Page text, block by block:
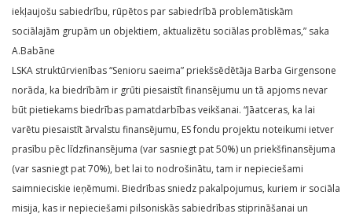
iekļaujošu sabiedrību, rūpētos par sabiedrībā problemātiskām
sociālajām grupām un objektiem, aktualizētu sociālas problēmas,” saka
A.Babāne
LSKA struktūrvienības “Senioru saeima” priekšsēdētāja Barba Girgensone
norāda, ka biedrībām ir grūti piesaistīt finansējumu un tā apjoms nevar
būt pietiekams biedrības pamatdarbības veikšanai. “Jāatceras, ka lai
varētu piesaistīt ārvalstu finansējumu, ES fondu projektu noteikumi ietver
prasību pēc līdzfinansējuma (var sasniegt pat 50%) un priekšfinansējuma
(var sasniegt pat 70%), bet lai to nodrošinātu, tam ir nepieciešami
saimnieciskie ieņēmumi. Biedrības sniedz pakalpojumus, kuriem ir sociāla
misija, kas ir nepieciešami pilsoniskās sabiedrības stiprināšanai un